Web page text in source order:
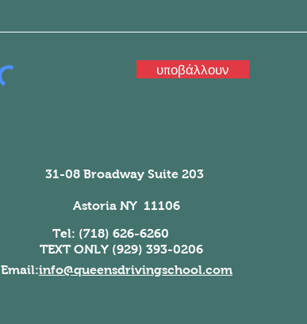
υποβάλλουν
31-08 Broadway Suite 203
Astoria NY 11106
Tel: (718) 626-6260
TEXT ONLY (929) 393-0206
Email:info@queensdrivingschool.com